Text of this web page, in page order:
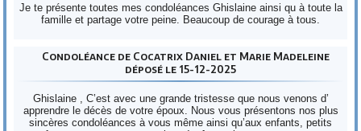
Je te présente toutes mes condoléances Ghislaine ainsi qu à toute la
famille et partage votre peine. Beaucoup de courage à tous.
Condoléance de Cocatrix Daniel et Marie Madeleine
déposé le 15-12-2025
Ghislaine , C’est avec une grande tristesse que nous venons d’
apprendre le décès de votre époux. Nous vous présentons nos plus
sincères condoléances à vous même ainsi qu’aux enfants, petits